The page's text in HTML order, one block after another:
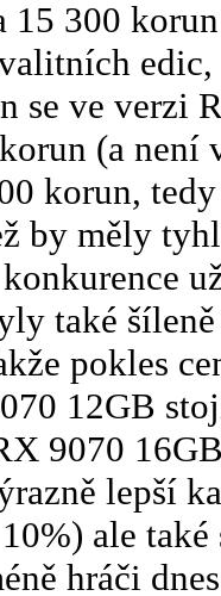
300
edic,
se ve verzi
(a není
korun,
by měly
také šíleně
pokles
12GB
9070
lepší
ale také
hráči